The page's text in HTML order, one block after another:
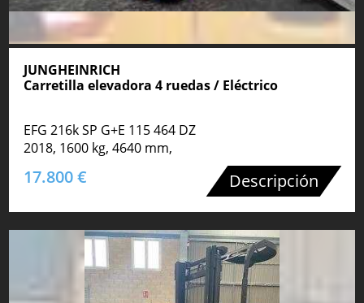
JUNGHEINRICH
Carretilla elevadora 4 ruedas / Eléctrico
EFG 216k SP G+E 115 464 DZ
2018, 1600 kg, 4640 mm,
17.800 € Descripción